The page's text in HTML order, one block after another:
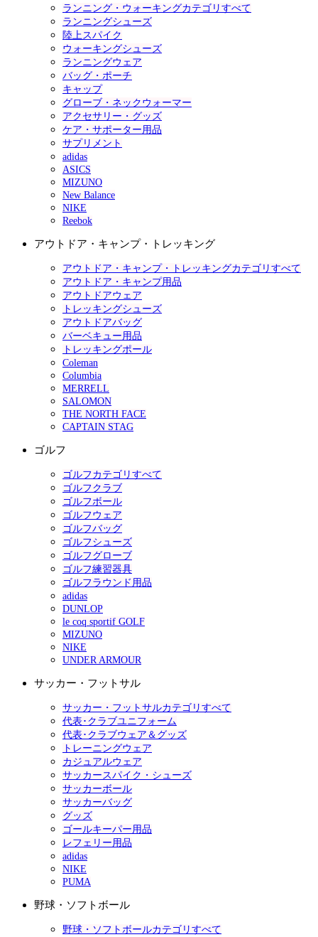
ランニング・ウォーキングカテゴリすべて
ランニングシューズ
陸上スパイク
ウォーキングシューズ
ランニングウェア
バッグ・ポーチ
キャップ
グローブ・ネックウォーマー
アクセサリー・グッズ
ケア・サポーター用品
サプリメント
adidas
ASICS
MIZUNO
New Balance
NIKE
Reebok
アウトドア・キャンプ・トレッキング
アウトドア・キャンプ・トレッキングカテゴリすべて
アウトドア・キャンプ用品
アウトドアウェア
トレッキングシューズ
アウトドアバッグ
バーベキュー用品
トレッキングポール
Coleman
Columbia
MERRELL
SALOMON
THE NORTH FACE
CAPTAIN STAG
ゴルフ
ゴルフカテゴリすべて
ゴルフクラブ
ゴルフボール
ゴルフウェア
ゴルフバッグ
ゴルフシューズ
ゴルフグローブ
ゴルフ練習器具
ゴルフラウンド用品
adidas
DUNLOP
le coq sportif GOLF
MIZUNO
NIKE
UNDER ARMOUR
サッカー・フットサル
サッカー・フットサルカテゴリすべて
代表･クラブユニフォーム
代表･クラブウェア＆グッズ
トレーニングウェア
カジュアルウェア
サッカースパイク・シューズ
サッカーボール
サッカーバッグ
グッズ
ゴールキーパー用品
レフェリー用品
adidas
NIKE
PUMA
野球・ソフトボール
野球・ソフトボールカテゴリすべて